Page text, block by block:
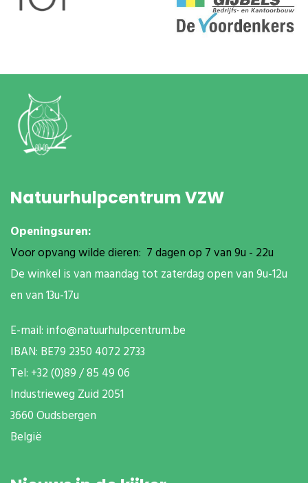
Natuurhulpcentrum VZW
Openingsuren:
Voor opvang wilde dieren: 7 dagen op 7 van 9u - 22u
De winkel is van maandag tot zaterdag open van 9u-12u
en van 13u-17u
E-mail: info@natuurhulpcentrum.be
IBAN: BE79 2350 4072 2733
Tel: +32 (0)89 / 85 49 06
Industrieweg Zuid 2051
3660 Oudsbergen
België